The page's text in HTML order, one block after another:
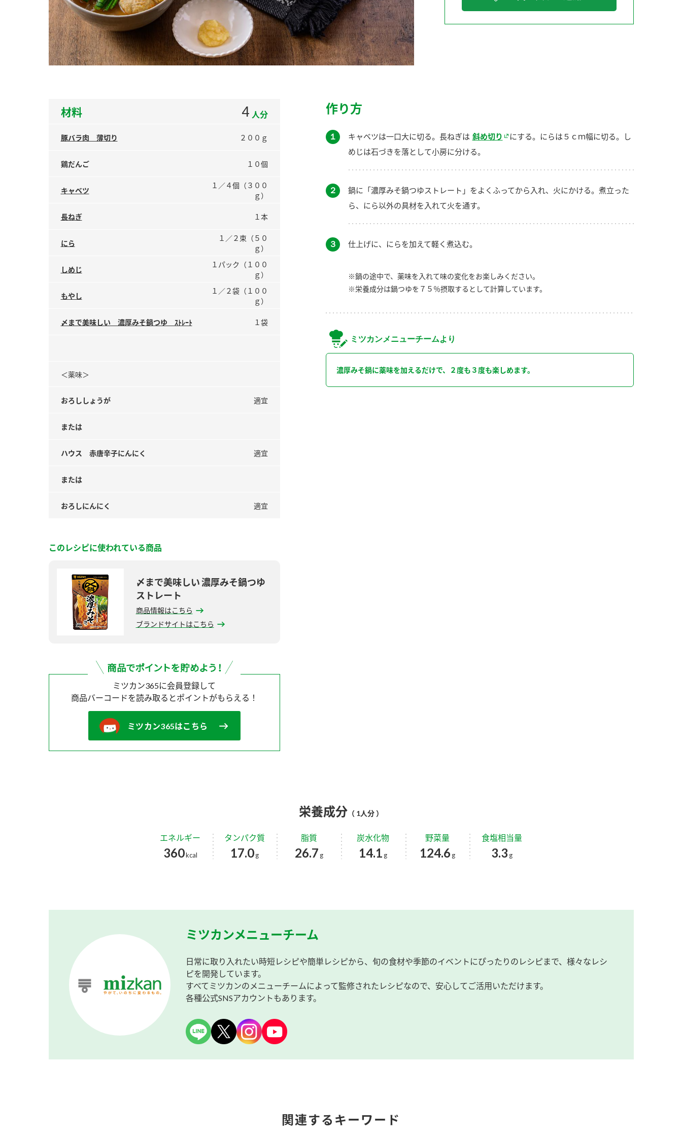
材料 4 人分
豚バラ肉 薄切り ２００ｇ
鶏だんご １０個
キャベツ
１／４個（３００
ｇ）
長ねぎ １本
にら
１／２束（５０
ｇ）
しめじ
１パック（１００
ｇ）
もやし
１／２袋（１００
ｇ）
〆まで美味しい 濃厚みそ鍋つゆ ｽﾄﾚｰﾄ １袋
＜薬味＞
おろししょうが 適宜
または
ハウス 赤唐辛子にんにく 適宜
または
おろしにんにく 適宜
このレシピに使われている商品
〆まで美味しい 濃厚みそ鍋つゆ
ストレート
商品情報はこちら
ブランドサイトはこちら
ミツカン365に会員登録して
商品バーコードを読み取ると ポイントがもらえる！
ミツカン365はこちら
作り方
１ キャベツは一口大に切る。長ねぎは 斜め切り
にする。にらは５ｃｍ幅に切る。し
めじは石づきを落として小房に分ける。
２
鍋に「濃厚みそ鍋つゆストレート」をよくふってから入れ、火にかける。煮立った
ら、にら以外の具材を入れて火を通す。
３ 仕上げに、にらを加えて軽く煮込む。
※鍋の途中で、薬味を入れて味の変化をお楽しみください。
※栄養成分は鍋つゆを７５％摂取するとして計算しています。
ミツカンメニューチームより
濃厚みそ鍋に薬味を加えるだけで、２度も３度も楽しめます。
栄養成分 （ 1人分 ）
エネルギー
360kcal
タンパク質
17.0g
脂質
26.7 g
炭水化物
14.1 g
野菜量
124.6 g
食塩相当量
3.3 g
ミツカンメニューチーム
日常に取り入れたい時短レシピや簡単レシピから、旬の食材や季節のイベントにぴったりのレシピまで、様々なレシ
ピを開発しています。
すべてミツカンのメニューチームによって監修されたレシピなので、安心してご活用いただけます。
各種公式SNSアカウントもあります。
関連するキーワード